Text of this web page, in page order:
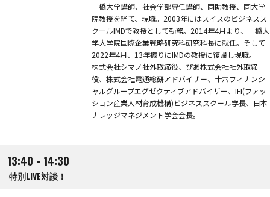
一橋大学講師、社会学部専任講師、同助教授、同大学
院教授を経て、現職。2003年にはスイスのビジネスス
クールIMDで教授として勤務。2014年4月より、一橋大
学大学院国際企業戦略研究科研究科長に就任。そして
2022年4月、13年振りにIMDの教授に復帰し現職。
株式会社シマノ社外取締役、ぴあ株式会社社外取締
役、株式会社電通総研アドバイザー、十六フィナンシ
ャルグループエグゼクティブアドバイザー、IFI(ファッ
ション産業人材育成機構)ビジネススクール学長、日本
ナレッジマネジメント学会会長。
13:40 - 14:30
特別LIVE対談！